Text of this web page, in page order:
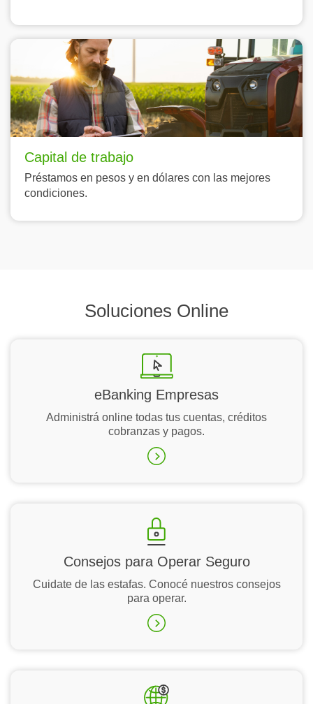
Capital de trabajo
Préstamos en pesos y en dólares con las mejores
condiciones.
Soluciones Online
eBanking Empresas
Administrá online todas tus cuentas, créditos
cobranzas y pagos.
Consejos para Operar Seguro
Cuidate de las estafas. Conocé nuestros consejos
para operar.